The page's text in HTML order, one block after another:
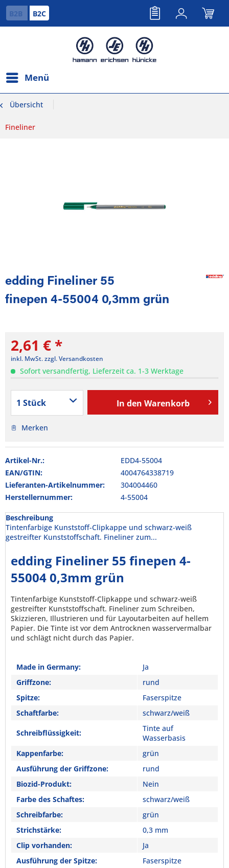
B2B B2C
Menü
Übersicht
Fineliner
edding Fineliner 55
finepen 4-55004 0,3mm grün
2,61 € *
inkl. MwSt.zzgl. Versandkosten
Sofort versandfertig, Lieferzeit ca. 1-3 Werktage
In den Warenkorb
Merken
Artikel-Nr.:
EDD4-55004
EAN/GTIN:
4004764338719
Lieferanten-Artikelnummer:
304004460
Herstellernummer:
4-55004
Beschreibung
Tintenfarbige Kunststoff-Clipkappe und schwarz-weiß
gestreifter Kunststoffschaft. Fineliner zum...
edding Fineliner 55 finepen 4-
55004 0,3mm grün
Tintenfarbige Kunststoff-Clipkappe und schwarz-weiß
gestreifter Kunststoffschaft. Fineliner zum Schreiben,
Skizzieren, Illustrieren und für Layoutarbeiten auf hellem
Papier. Die Tinte ist vor dem Antrocknen wasservermalbar
und schlägt nicht durch das Papier.
Made in Germany:
Ja
Griffzone:
rund
Spitze:
Faserspitze
Schaftfarbe:
schwarz/weiß
Schreibflüssigkeit:
Tinte auf
Wasserbasis
Kappenfarbe:
grün
Ausführung der Griffzone:
rund
Biozid-Produkt:
Nein
Farbe des Schaftes:
schwarz/weiß
Schreibfarbe:
grün
Strichstärke:
0,3 mm
Clip vorhanden:
Ja
Ausführung der Spitze:
Faserspitze